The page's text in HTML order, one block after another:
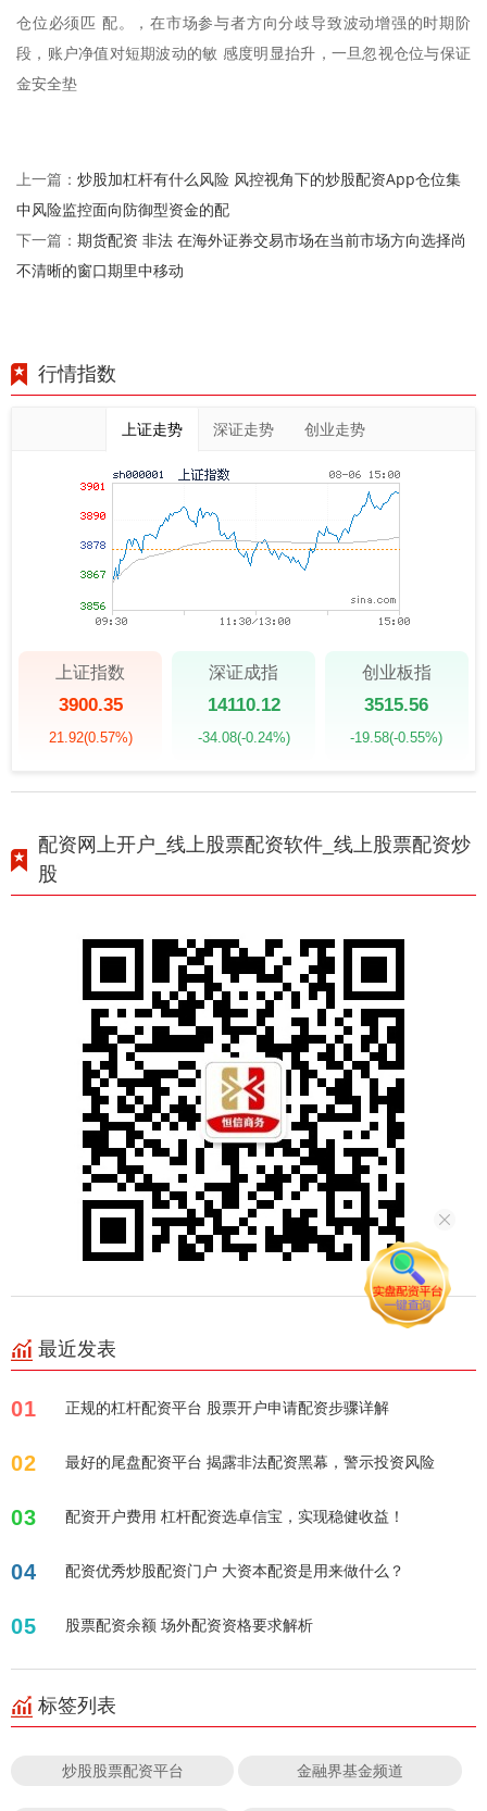
仓位必须匹 配。，在市场参与者方向分歧导致波动增强的时期阶
段，账户净值对短期波动的敏 感度明显抬升，一旦忽视仓位与保证
金安全垫
上一篇： 炒股加杠杆有什么风险 风控视角下的炒股配资App仓位集
中风险监控面向防御型资金的配
下一篇： 期货配资 非法 在海外证券交易市场在当前市场方向选择尚
不清晰的窗口期里中移动
行情指数
上证走势 深证走势 创业走势
上证指数
3900.35
21.92(0.57%)
深证成指
14110.12
-34.08(-0.24%)
创业板指
3515.56
-19.58(-0.55%)
配资网上开户_线上股票配资软件_线上股票配资炒
股
最近发表
01 正规的杠杆配资平台 股票开户申请配资步骤详解
02 最好的尾盘配资平台 揭露非法配资黑幕，警示投资风险
03 配资开户费用 杠杆配资选卓信宝，实现稳健收益！
04 配资优秀炒股配资门户 大资本配资是用来做什么？
05 股票配资余额 场外配资资格要求解析
标签列表
炒股股票配资平台 金融界基金频道